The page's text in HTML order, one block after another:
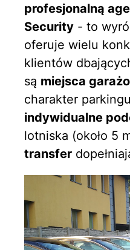
profesjonalną
Security - to
oferuje wielu
klientów
są miejsca
charakter
indywidualne
lotniska (około 5
transfer